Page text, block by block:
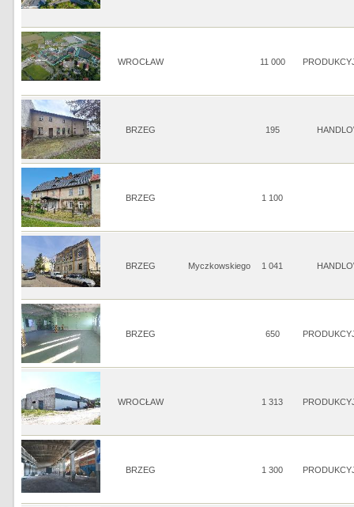
WROCŁAW 11 000
BRZEG 195
BRZEG 1 100
BRZEG Myczkowskiego 1 041
BRZEG 650
WROCŁAW 1 313
BRZEG 1 300